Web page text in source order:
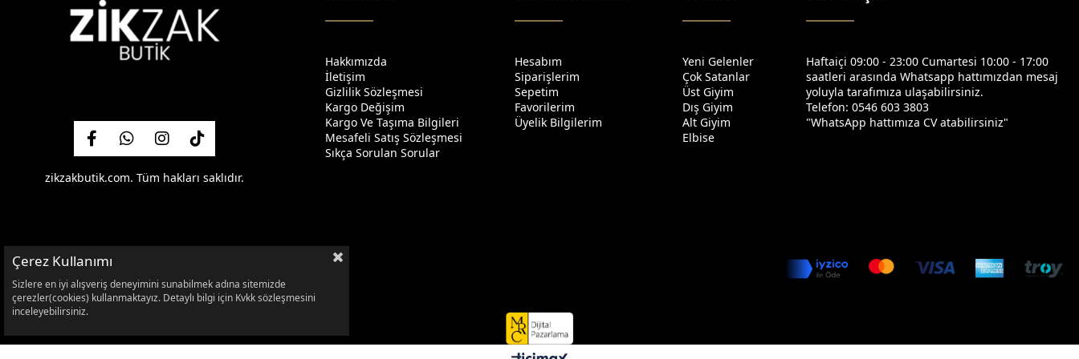
zikzakbutik.com. Tüm hakları saklıdır.
Hakkımızda
İletişim
Gizlilik Sözleşmesi
Kargo Değişim
Kargo Ve Taşıma Bilgileri
Mesafeli Satış Sözleşmesi
Sıkça Sorulan Sorular
Hesabım
Siparişlerim
Sepetim
Favorilerim
Üyelik Bilgilerim
Yeni Gelenler
Çok Satanlar
Üst Giyim
Dış Giyim
Alt Giyim
Elbise
Haftaiçi 09:00 - 23:00 Cumartesi 10:00 - 17:00
saatleri arasında Whatsapp hattımızdan mesaj
yoluyla tarafımıza ulaşabilirsiniz.
Telefon: 0546 603 3803
"WhatsApp hattımıza CV atabilirsiniz"
Çerez Kullanımı
Sizlere en iyi alışveriş deneyimini sunabilmek adına sitemizde
çerezler(cookies) kullanmaktayız. Detaylı bilgi için Kvkk sözleşmesini
inceleyebilirsiniz.